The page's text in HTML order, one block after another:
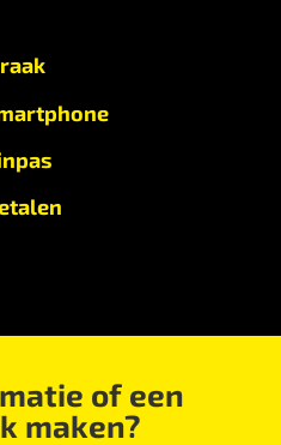
of een
maken?